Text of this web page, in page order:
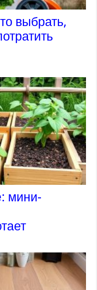
выбрать,
мини-